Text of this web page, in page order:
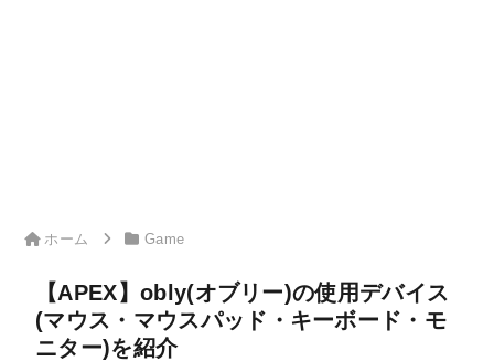
ホーム Game
【APEX】obly(オブリー)の使用デバイス
(マウス・マウスパッド・キーボード・モ
ニター)を紹介